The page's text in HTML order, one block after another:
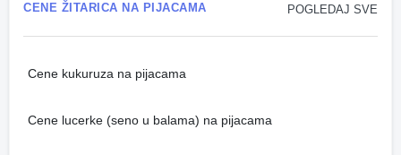
POGLEDAJ SVE
CENE ŽITARICA NA PIJACAMA
Cene kukuruza na pijacama
Cene lucerke (seno u balama) na pijacama